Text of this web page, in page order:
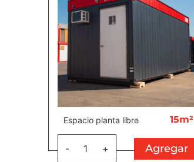
Espacio planta libre 15m²
- 1 + Agregar